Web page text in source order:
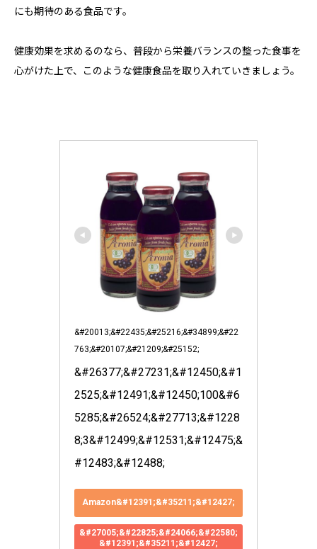
にも期待のある食品です。
健康効果を求めるのなら、普段から栄養バランスの整った食事を
心がけた上で、このような健康食品を取り入れていきましょう。
&#20013;&#22435;&#25216;&#34899;&#22
763;&#20107;&#21209;&#25152;
&#26377;&#27231;&#12450;&#1
2525;&#12491;&#12450;100&#6
5285;&#26524;&#27713;&#1228
8;3&#12499;&#12531;&#12475;&
#12483;&#12488;
Amazon&#12391;&#35211;&#12427;
&#27005;&#22825;&#24066;&#22580;
&#12391;&#35211;&#12427;